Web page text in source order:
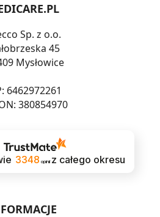
Sp. z o.o.
45
Mysłowice
6462972261
380854970
3348 opinii z całego okresu